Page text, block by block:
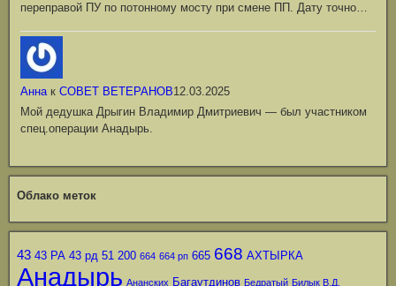
переправой ПУ по потонному мосту при смене ПП. Дату точно…
Аннак СОВЕТ ВЕТЕРАНОВ12.03.2025
Мой дедушка Дрыгин Владимир Дмитриевич — был участником
спец.операции Анадырь.
Облако меток
43 43 РА 43 рд 51 200 664 664 рп 665 668 АХТЫРКА
Анадырь Ананских Багаутдинов Бедратый Билык В.Д.